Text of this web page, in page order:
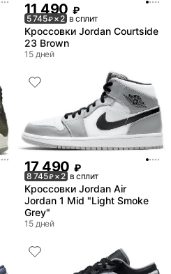
11 490 ₽
5 745₽× 2 в сплит
Кроссовки Jordan Courtside
23 Brown
15 дней
17 490 ₽
8 745₽× 2 в сплит
Кроссовки Jordan Air
Jordan 1 Mid "Light Smoke
Grey"
15 дней